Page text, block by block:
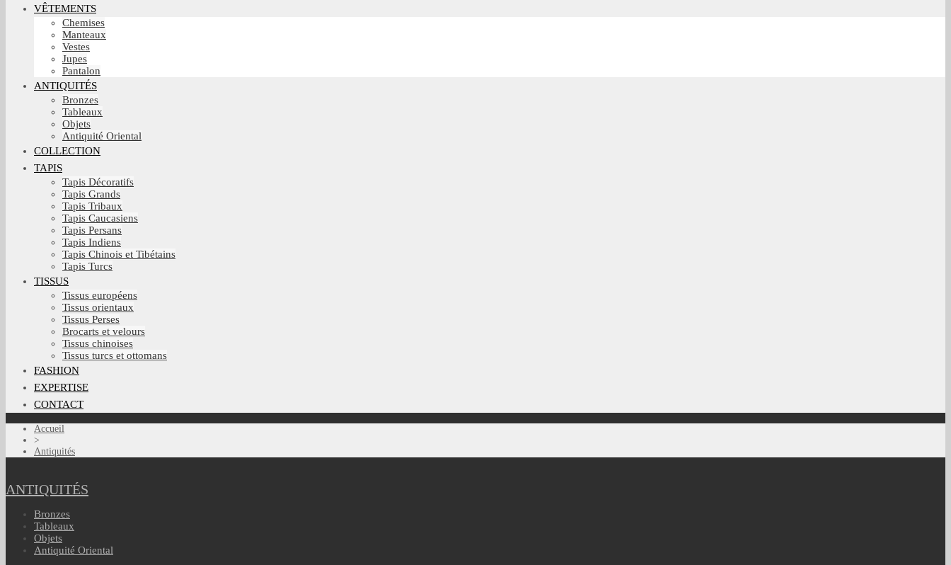
VÊTEMENTS
Chemises
Manteaux
Vestes
Jupes
Pantalon
ANTIQUITÉS
Bronzes
Tableaux
Objets
Antiquité Oriental
COLLECTION
TAPIS
Tapis Décoratifs
Tapis Grands
Tapis Tribaux
Tapis Caucasiens
Tapis Persans
Tapis Indiens
Tapis Chinois et Tibétains
Tapis Turcs
TISSUS
Tissus européens
Tissus orientaux
Tissus Perses
Brocarts et velours
Tissus chinoises
Tissus turcs et ottomans
FASHION
EXPERTISE
CONTACT
Accueil
>
Antiquités
ANTIQUITÉS
Bronzes
Tableaux
Objets
Antiquité Oriental